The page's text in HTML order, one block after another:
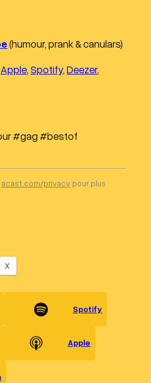
(humour, prank & canulars)
Apple,Spotify,Deezer,
#gag #bestof
acast.com/privacy pour plus
X
Spotify
Apple